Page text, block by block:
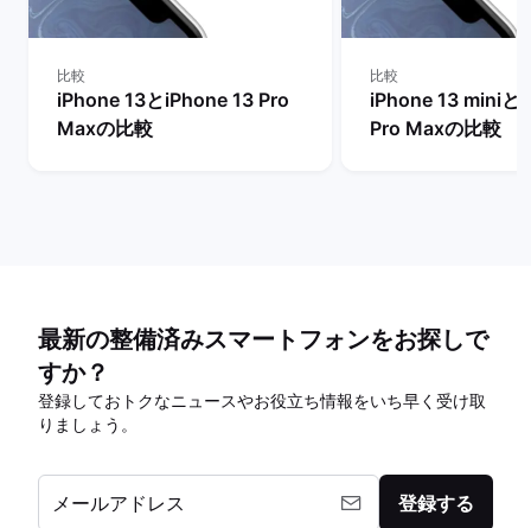
比較
iPhone 13とiPhone 13 Pro
Maxの比較
比較
iPhone 13 miniと
Pro Maxの比較
最新の整備済みスマートフォンをお探しで
すか？
登録しておトクなニュースやお役立ち情報をいち早く受け取
りましょう。
メールアドレス 登録する